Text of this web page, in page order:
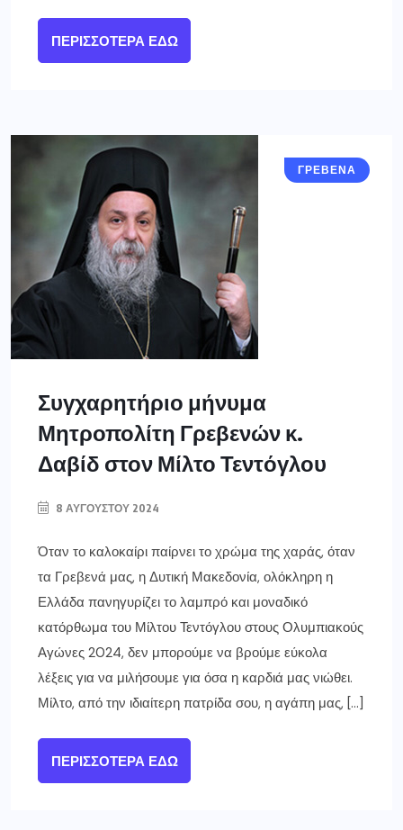
ΠΕΡΙΣΣΌΤΕΡΑ ΕΔΏ
ΓΡΕΒΕΝΑ
Συγχαρητήριο μήνυμα
Μητροπολίτη Γρεβενών κ.
Δαβίδ στον Μίλτο Τεντόγλου
8 ΑΥΓΟΎΣΤΟΥ 2024
Όταν το καλοκαίρι παίρνει το χρώμα της χαράς, όταν
τα Γρεβενά μας, η Δυτική Μακεδονία, ολόκληρη η
Ελλάδα πανηγυρίζει το λαμπρό και μοναδικό
κατόρθωμα του Μίλτου Τεντόγλου στους Ολυμπιακούς
Αγώνες 2024, δεν μπορούμε να βρούμε εύκολα
λέξεις για να μιλήσουμε για όσα η καρδιά μας νιώθει.
Μίλτο, από την ιδιαίτερη πατρίδα σου, η αγάπη μας, […]
ΠΕΡΙΣΣΌΤΕΡΑ ΕΔΏ